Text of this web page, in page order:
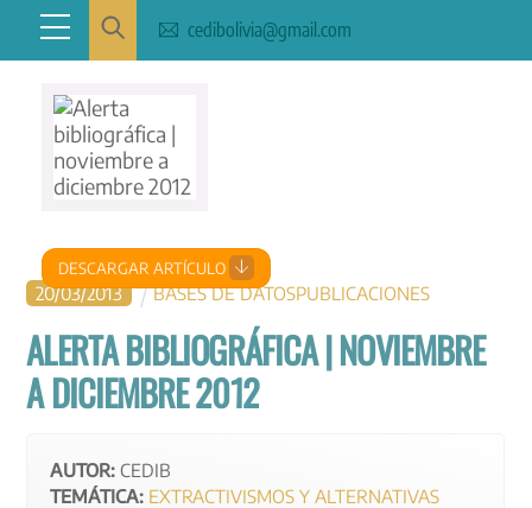
content
Menu cedibolivia@gmail.com
20/03/2013 BASES DE DATOSPUBLICACIONES
ALERTA BIBLIOGRÁFICA | NOVIEMBRE
A DICIEMBRE 2012
AUTOR: CEDIB
TEMÁTICA: EXTRACTIVISMOS Y ALTERNATIVAS
DESCARGAR ARTÍCULO